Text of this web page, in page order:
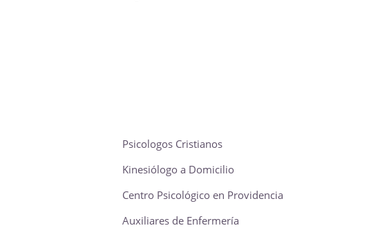
Psicologos Cristianos
Kinesiólogo a Domicilio
Centro Psicológico en Providencia
Auxiliares de Enfermería